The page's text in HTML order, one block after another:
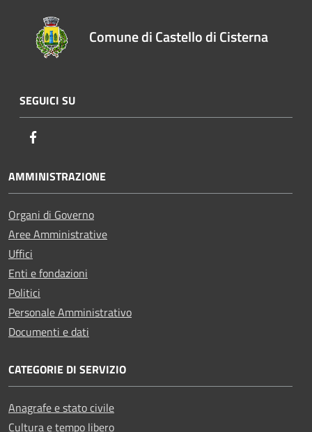
Comune di Castello di Cisterna
SEGUICI SU
AMMINISTRAZIONE
Organi di Governo
Aree Amministrative
Uffici
Enti e fondazioni
Politici
Personale Amministrativo
Documenti e dati
CATEGORIE DI SERVIZIO
Anagrafe e stato civile
Cultura e tempo libero